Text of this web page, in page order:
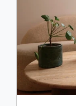
téléprocédure
NOVA.